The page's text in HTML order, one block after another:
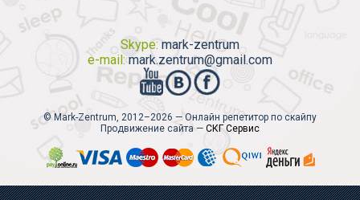
Skype: mark-zentrum
e-mail: mark.zentrum@gmail.com
© Mark-Zentrum, 2012–2026 — Онлайн репетитор по скайпу
Продвижение сайта — СКГ Сервис